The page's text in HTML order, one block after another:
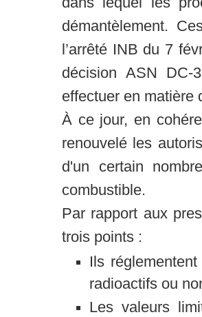
démantèlement.
l’arrêté INB du 7
décision ASN
effectuer en matière
À ce jour, en
renouvelé les
d'un certain
combustible.
Par rapport aux
trois points :
Ils
radioactifs ou
Les valeurs